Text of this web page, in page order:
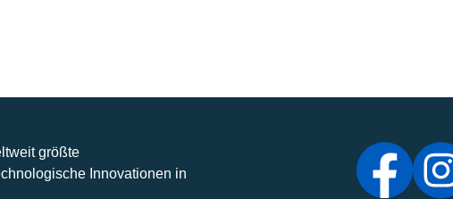
größte
Innovationen in